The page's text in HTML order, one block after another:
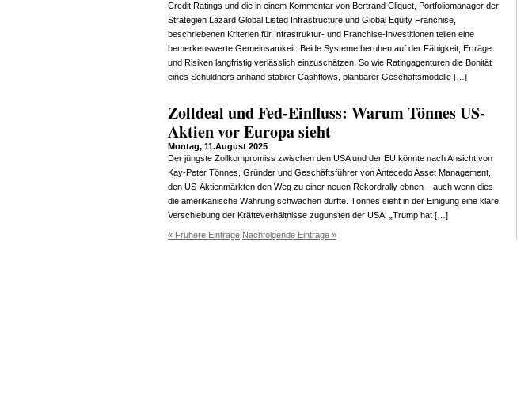
Credit Ratings und die in einem Kommentar von Bertrand Cliquet, Portfoliomanager der
Strategien Lazard Global Listed Infrastructure und Global Equity Franchise,
beschriebenen Kriterien für Infrastruktur- und Franchise-Investitionen teilen eine
bemerkenswerte Gemeinsamkeit: Beide Systeme beruhen auf der Fähigkeit, Erträge
und Risiken langfristig verlässlich einzuschätzen. So wie Ratingagenturen die Bonität
eines Schuldners anhand stabiler Cashflows, planbarer Geschäftsmodelle […]
Zolldeal und Fed-Einfluss: Warum Tönnes US-
Aktien vor Europa sieht
Montag, 11.August 2025
Der jüngste Zollkompromiss zwischen den USA und der EU könnte nach Ansicht von
Kay-Peter Tönnes, Gründer und Geschäftsführer von Antecedo Asset Management,
den US-Aktienmärkten den Weg zu einer neuen Rekordrally ebnen – auch wenn dies
die amerikanische Währung schwächen dürfte. Tönnes sieht in der Einigung eine klare
Verschiebung der Kräfteverhältnisse zugunsten der USA: „Trump hat […]
« Frühere Einträge Nachfolgende Einträge »